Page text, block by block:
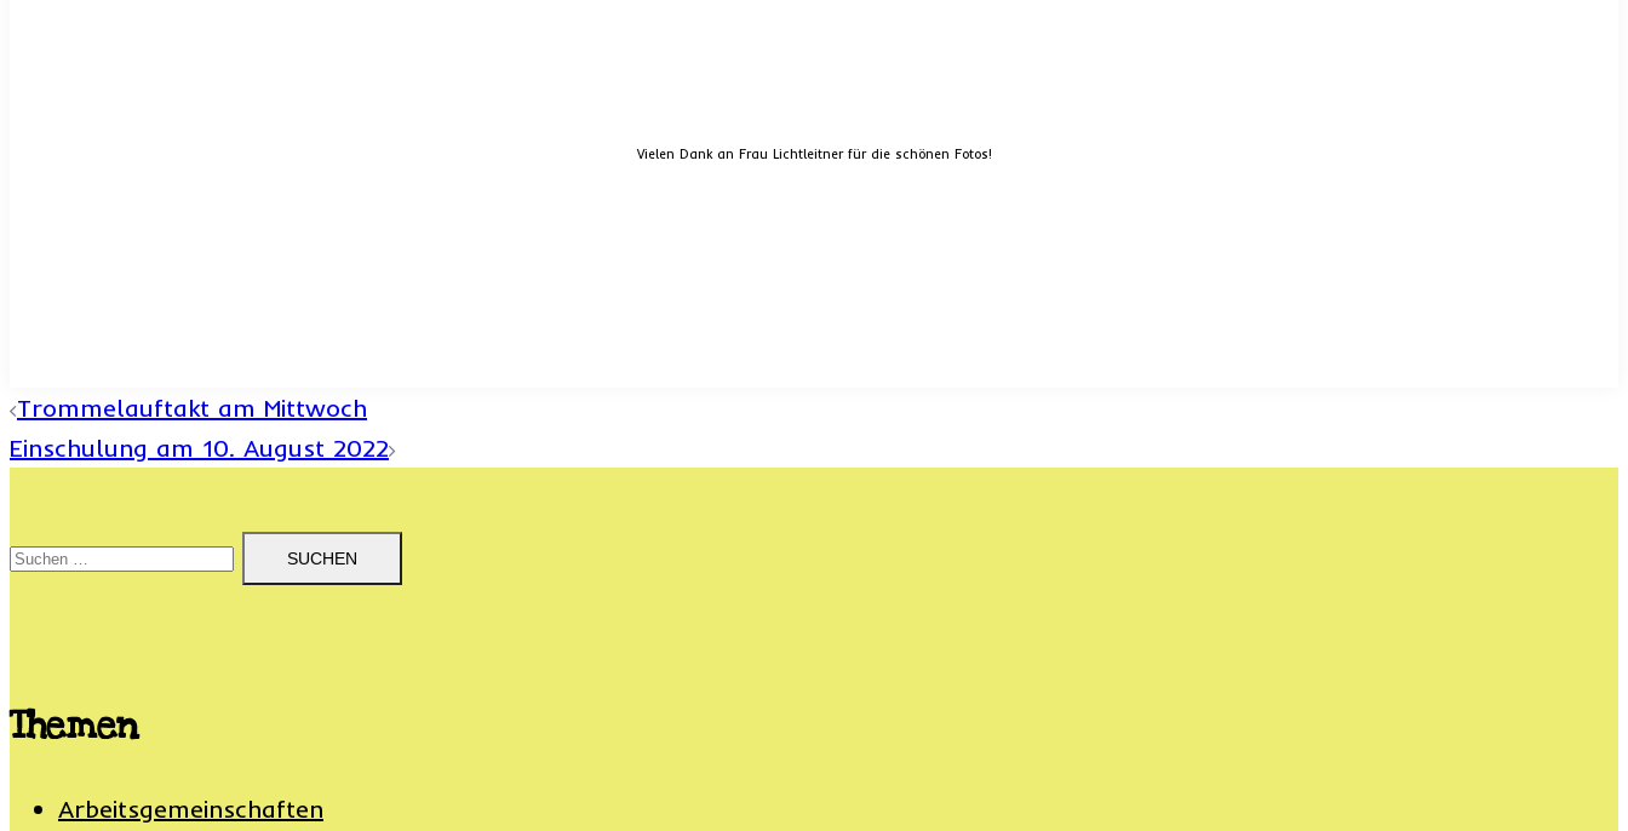
Vielen Dank an Frau Lichtleitner für die schönen Fotos!
Beitrags-
Navigation
Trommelauftakt am Mittwoch
Einschulung am 10. August 2022
Suchen
Themen
Arbeitsgemeinschaften